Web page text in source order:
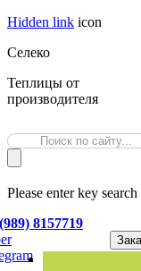
Hidden link icon
Селеко
Теплицы от
производителя
Please enter key
8157719